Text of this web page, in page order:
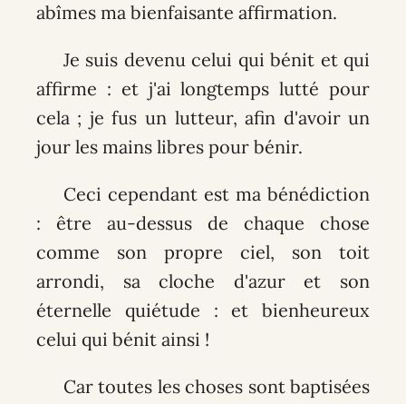
abîmes ma bienfaisante affirmation.
Je suis devenu celui qui bénit et qui
affirme : et j'ai longtemps lutté pour
cela ; je fus un lutteur, afin d'avoir un
jour les mains libres pour bénir.
Ceci cependant est ma bénédiction
: être au-dessus de chaque chose
comme son propre ciel, son toit
arrondi, sa cloche d'azur et son
éternelle quiétude : et bienheureux
celui qui bénit ainsi !
Car toutes les choses sont baptisées